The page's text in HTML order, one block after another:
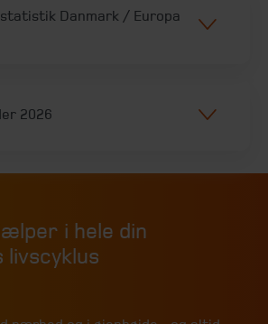
Danmark / Europa
2026
i hele din
livscyklus